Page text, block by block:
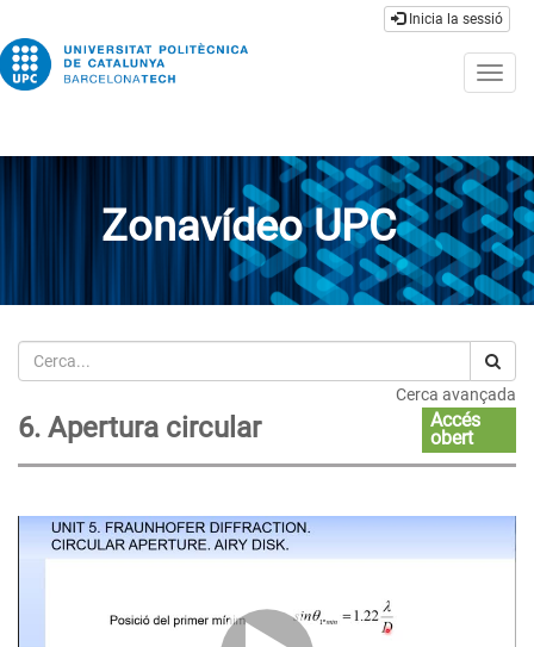
Inicia la sessió
Zonavídeo UPC
Cerca
Cerca avançada
6. Apertura circular
Accés
obert